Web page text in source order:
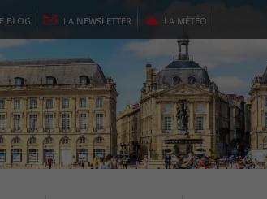
BLOG LA NEWSLETTER LA MÉTÉO